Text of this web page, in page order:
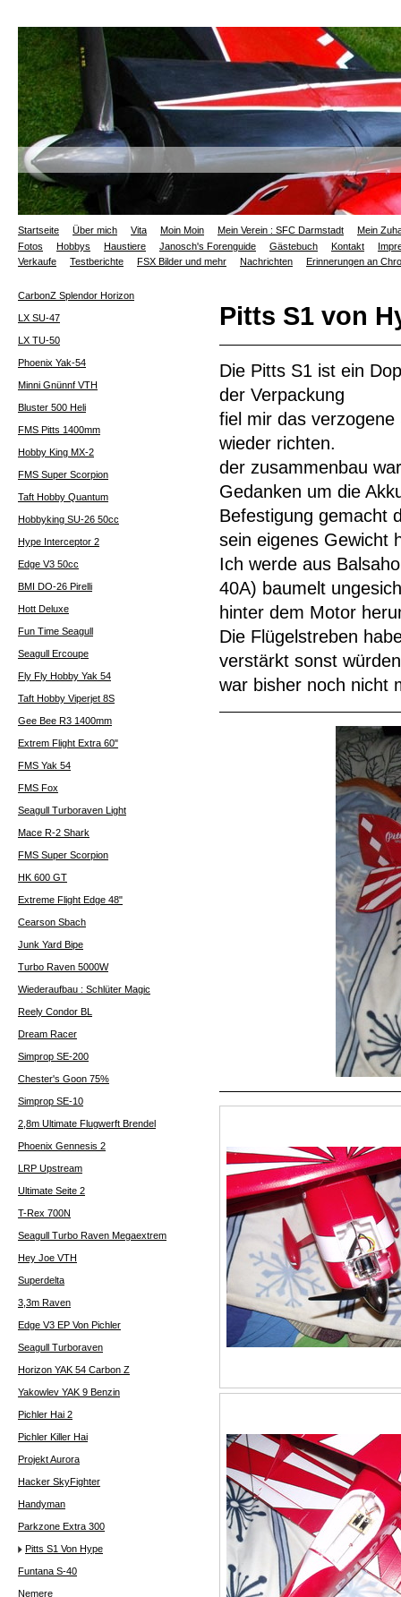
Startseite Über mich Vita Moin Moin Mein Verein : SFC Darmstadt
Mein
Fotos
Hobbys Haustiere Janosch's Forenguide Gästebuch Kontakt
Verkaufe
Testberichte FSX Bilder und mehr Nachrichten Erinnerungen an
Pitts S1 von
Die Pitts S1 ist ein
der Verpackung
fiel mir das
wieder richten.
der zusammenbau
Gedanken um die
Befestigung gemacht
sein eigenes Gewicht
Ich werde aus
40A) baumelt
hinter dem Motor
Die Flügelstreben
verstärkt sonst
war bisher noch nicht
CarbonZ Splendor Horizon
LX SU-47
LX TU-50
Phoenix Yak-54
Minni Gnünnf VTH
Bluster 500 Heli
FMS Pitts 1400mm
Hobby King MX-2
FMS Super Scorpion
Taft Hobby Quantum
Hobbyking SU-26 50cc
Hype Interceptor 2
Edge V3 50cc
BMI DO-26 Pirelli
Hott Deluxe
Fun Time Seagull
Seagull Ercoupe
Fly Fly Hobby Yak 54
Taft Hobby Viperjet 8S
Gee Bee R3 1400mm
Extrem Flight Extra 60"
FMS Yak 54
FMS Fox
Seagull Turboraven Light
Mace R-2 Shark
FMS Super Scorpion
HK 600 GT
Extreme Flight Edge 48"
Cearson Sbach
Junk Yard Bipe
Turbo Raven 5000W
Wiederaufbau : Schlüter Magic
Reely Condor BL
Dream Racer
Simprop SE-200
Chester's Goon 75%
Simprop SE-10
2,8m Ultimate Flugwerft Brendel
Phoenix Gennesis 2
LRP Upstream
Ultimate Seite 2
T-Rex 700N
Seagull Turbo Raven Megaextrem
Hey Joe VTH
Superdelta
3,3m Raven
Edge V3 EP Von Pichler
Seagull Turboraven
Horizon YAK 54 Carbon Z
Yakowlev YAK 9 Benzin
Pichler Hai 2
Pichler Killer Hai
Projekt Aurora
Hacker SkyFighter
Handyman
Parkzone Extra 300
Pitts S1 Von Hype
Funtana S-40
Nemere